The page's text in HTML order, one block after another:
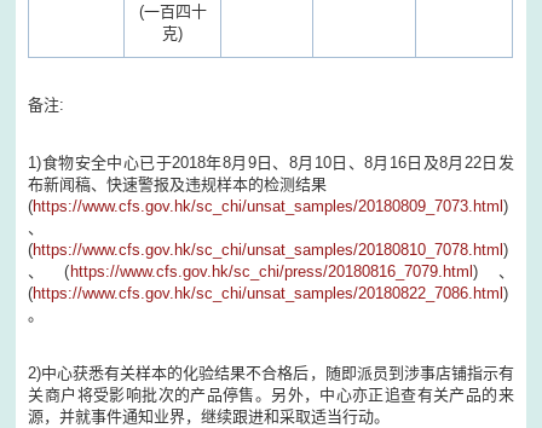
(一百四十
克)
备注:
1)食物安全中心已于2018年8月9日、8月10日、8月16日及8月22日发
布新闻稿、快速警报及违规样本的检测结果
(https://www.cfs.gov.hk/sc_chi/unsat_samples/20180809_7073.html)
、
(https://www.cfs.gov.hk/sc_chi/unsat_samples/20180810_7078.html)
、( https://www.cfs.gov.hk/sc_chi/press/20180816_7079.html )、
(https://www.cfs.gov.hk/sc_chi/unsat_samples/20180822_7086.html)
。
2)中心获悉有关样本的化验结果不合格后，随即派员到涉事店铺指示有
关商户将受影响批次的产品停售。另外，中心亦正追查有关产品的来
源，并就事件通知业界，继续跟进和采取适当行动。